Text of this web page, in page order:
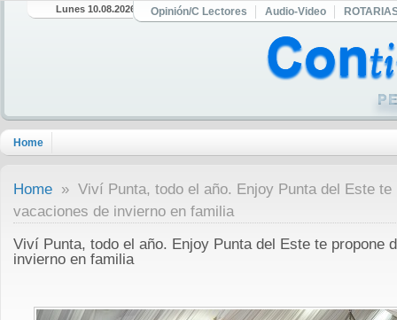
Lunes 10.08.2026 Opinión/C Lectores Audio-Video
Home
Home » Viví Punta, todo el año. Enjoy Punta del Este te
vacaciones de invierno en familia
Viví Punta, todo el año. Enjoy Punta del Este te propone
invierno en familia